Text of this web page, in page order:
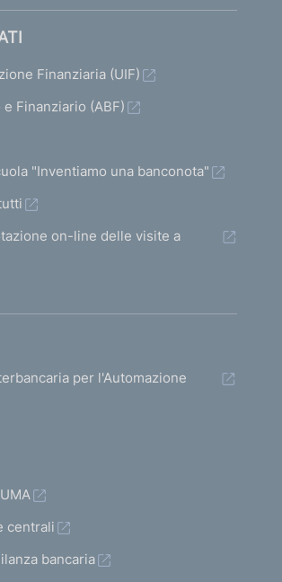
Finanziaria (UIF)
Finanziario (ABF)
"Inventiamo una banconota"
on-line delle visite a
per l'Automazione
centrali
bancaria